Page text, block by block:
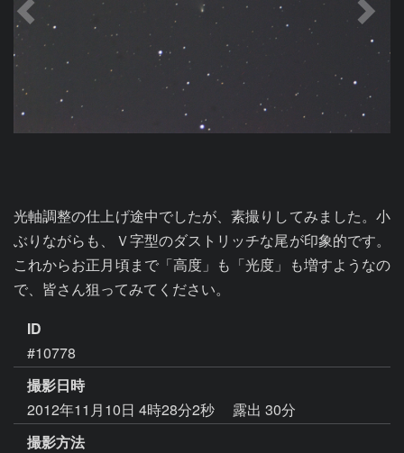
光軸調整の仕上げ途中でしたが、素撮りしてみました。小
ぶりながらも、Ｖ字型のダストリッチな尾が印象的です。
これからお正月頃まで「高度」も「光度」も増すようなの
で、皆さん狙ってみてください。
ID
#10778
撮影日時
2012年11月10日 4時28分2秒
露出 30分
撮影方法